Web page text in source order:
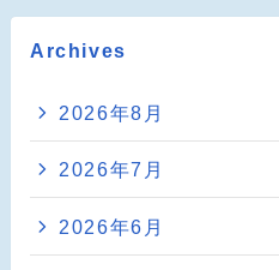
Archives
2026年8月
2026年7月
2026年6月